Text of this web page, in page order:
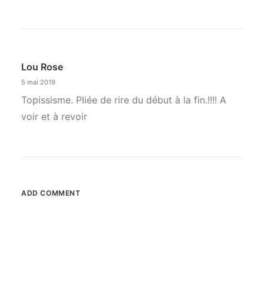
Lou Rose
5 mai 2019
Topissisme. Pliée de rire du début à la fin.!!!! A
voir et à revoir
ADD COMMENT